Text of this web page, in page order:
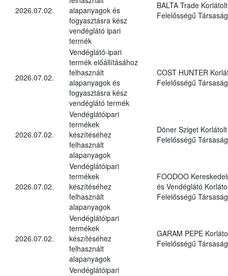
2026.07.02.
alapanyagok és
fogyasztásra kész
vendéglátó ipari
termék
BALTA Trade Korlátolt
Felelősségű Társaság
2026.07.02.
Vendéglátó-ipari
termék előállításához
felhasznált
alapanyagok és
fogyasztásra kész
vendéglátó termék
COST HUNTER
Felelősségű Társaság
2026.07.02.
Vendéglátóipari
termékek
készítéséhez
felhasznált
alapanyagok
Döner Sziget Korlátolt
Felelősségű Társaság
2026.07.02.
Vendéglátóipari
termékek
készítéséhez
felhasznált
alapanyagok
FOODOO
és Vendéglátó
Felelősségű Társaság
2026.07.02.
Vendéglátóipari
termékek
készítéséhez
felhasznált
alapanyagok
GARAM PEPE
Felelősségű Társaság
Vendéglátóipari